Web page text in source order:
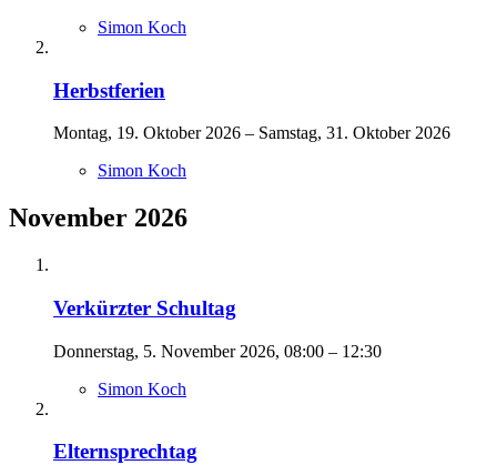
Simon Koch
Herbstferien
Montag, 19. Oktober 2026 – Samstag, 31. Oktober 2026
Simon Koch
November 2026
Verkürzter Schultag
Donnerstag, 5. November 2026, 08:00 – 12:30
Simon Koch
Elternsprechtag